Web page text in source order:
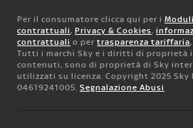
Per il consumatore clicca qui per i
contrattuali, Privacy & Cookies,
contrattuali o per trasparenza tariffaria,
Tutti i marchi Sky e i diritti di proprietà
contenuti, sono di proprietà di Sky
utilizzati su licenza. Copyright 2025 Sky
04619241005. Segnalazione Abusi